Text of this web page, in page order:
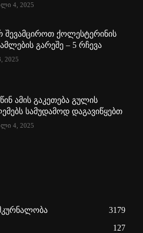
4, 2025
ქოლესტერინის
გარეშე – 5 რჩევა
2025
ამის გაკეთება გულის
სამუდამოდ დაგავიწყებთ
4, 2025
3179
127